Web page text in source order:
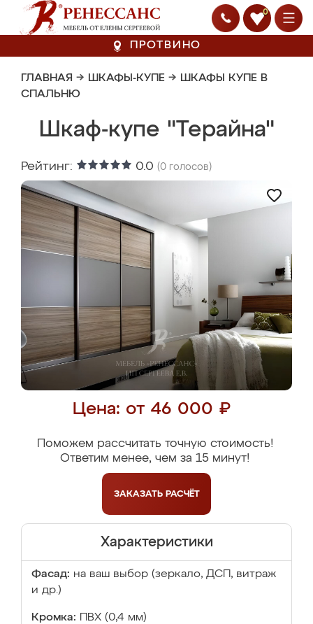
0
ПРОТВИНО
ГЛАВНАЯ → ШКАФЫ-КУПЕ → ШКАФЫ КУПЕ В
СПАЛЬНЮ
Шкаф-купе "Терайна"
Рейтинг: 0.0 (0 голосов)
Цена: от 46 000 ₽
Поможем рассчитать точную стоимость!
Ответим менее, чем за 15 минут!
ЗАКАЗАТЬ РАСЧЁТ
Характеристики
Фасад: на ваш выбор (зеркало, ДСП, витраж
и др.)
Кромка: ПВХ (0,4 мм)